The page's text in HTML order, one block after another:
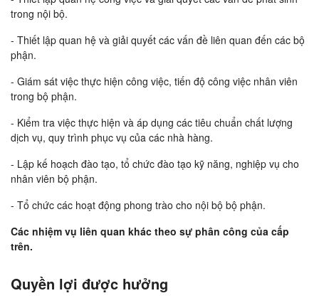
trong nội bộ.
- Thiết lập quan hệ và giải quyết các vấn đề liên quan đến các bộ
phận.
- Giám sát việc thực hiện công việc, tiến độ công việc nhân viên
trong bộ phận.
- Kiểm tra việc thực hiện và áp dụng các tiêu chuẩn chất lượng
dịch vụ, quy trình phục vụ của các nhà hàng.
- Lập kế hoạch đào tạo, tổ chức đào tạo kỹ năng, nghiệp vụ cho
nhân viên bộ phận.
- Tổ chức các hoạt động phong trào cho nội bộ bộ phận.
Các nhiệm vụ liên quan khác theo sự phân công của cấp
trên.
Quyền lợi được hưởng